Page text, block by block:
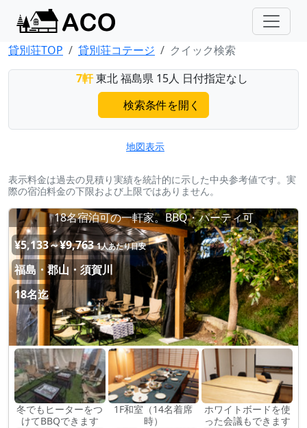
貸別荘TOP 貸別荘コテージ
クイック検索
7軒東北 福島県 15人 日付指定なし
検索条件を開く
地図表示
表示料金は過去の見積り実績を統計的に示した中央参考値です。実
際の宿泊料金の下限および上限ではありません。
18名宿泊可の一軒家。BBQ・パーティ可
¥5,133～¥9,763 1人あたり目安
福島・郡山・須賀川
18名迄
冬でもヒーターをつ
けてBBQできます
1F和室（14名着席
時）
ホワイトボードを使
った会議もできます